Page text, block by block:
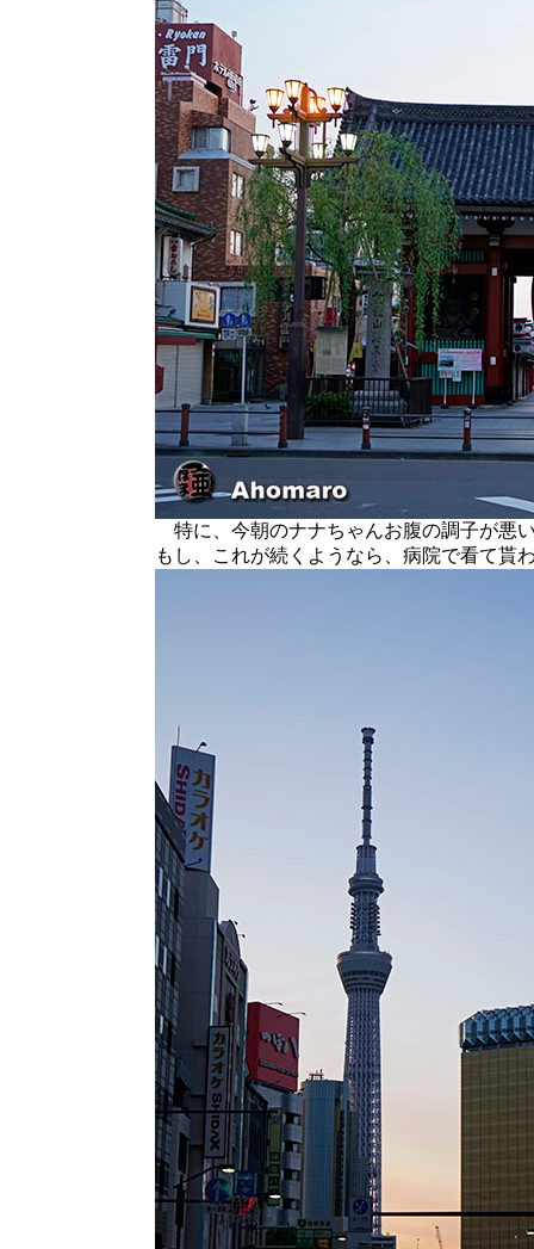
特に、今朝のナナちゃんお腹の調子が悪
もし、これが続くようなら、病院で看て貰